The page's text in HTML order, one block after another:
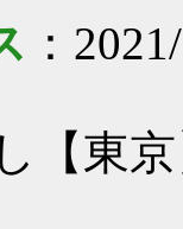
：
【東